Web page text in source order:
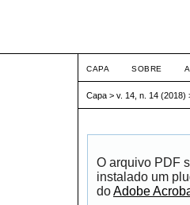
CAPA SOBRE
Capa > v. 14, n. 14 (2018)
O arquivo PDF
instalado um
doAdobe